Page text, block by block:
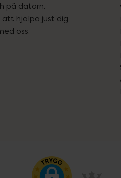
på datorn.
att hjälpa just dig
oss.